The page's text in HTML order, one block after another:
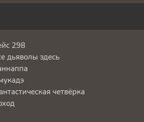
298
дьяволы здесь
четвёрка